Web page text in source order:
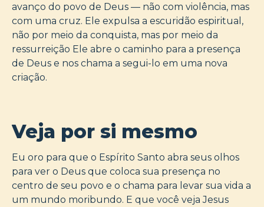
avanço do povo de Deus — não com violência, mas
com uma cruz. Ele expulsa a escuridão espiritual,
não por meio da conquista, mas por meio da
ressurreição Ele abre o caminho para a presença
de Deus e nos chama a segui-lo em uma nova
criação.
Veja por si mesmo
Eu oro para que o Espírito Santo abra seus olhos
para ver o Deus que coloca sua presença no
centro de seu povo e o chama para levar sua vida a
um mundo moribundo. E que você veja Jesus